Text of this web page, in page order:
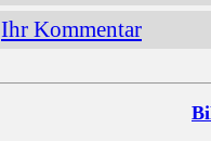
Ihr Kommentar